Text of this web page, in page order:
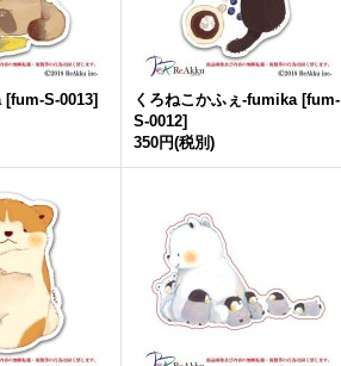
[fum-S-0013]
くろねこかふぇ-fumika [fum-
S-0012]
350円(税別)